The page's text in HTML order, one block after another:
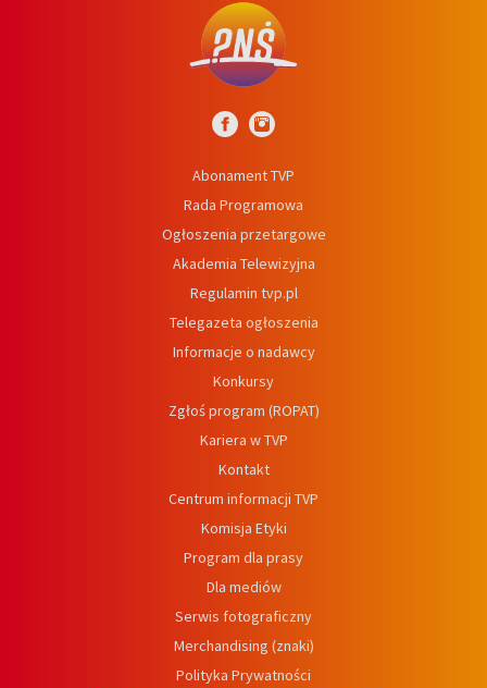
Abonament TVP
Rada Programowa
Ogłoszenia przetargowe
Akademia Telewizyjna
Regulamin tvp.pl
Telegazeta ogłoszenia
Informacje o nadawcy
Konkursy
Zgłoś program (ROPAT)
Kariera w TVP
Kontakt
Centrum informacji TVP
Komisja Etyki
Program dla prasy
Dla mediów
Serwis fotograficzny
Merchandising (znaki)
Polityka Prywatności